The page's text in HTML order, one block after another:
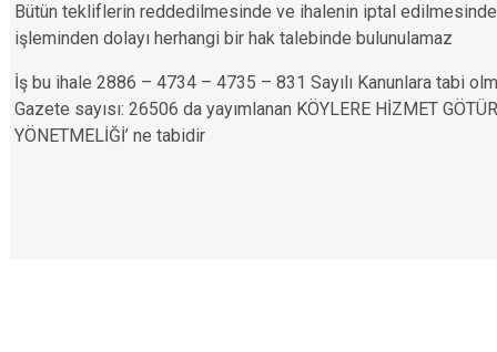
Bütün tekliflerin reddedilmesinde ve ihalenin iptal
işleminden dolayı herhangi bir hak talebinde bulunulamaz
İş bu ihale 2886 – 4734 – 4735 – 831 Sayılı Kanunlara tabi
Gazete sayısı: 26506 da yayımlanan KÖYLERE HİZMET
YÖNETMELİĞİ’ ne tabidir